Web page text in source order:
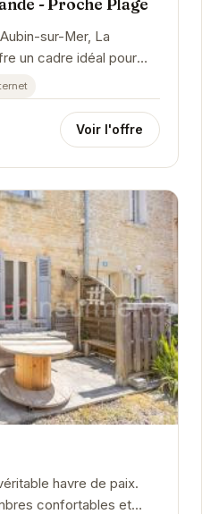
- Proche Plage
sur-Mer, La
un cadre idéal pour
Voir l'offre
havre de paix.
confortables et